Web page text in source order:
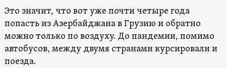
Это значит, что вот уже почти четыре года
попасть из Азербайджана в Грузию и обратно
можно только по воздуху. До пандемии, помимо
автобусов, между двумя странами курсировали и
поезда.